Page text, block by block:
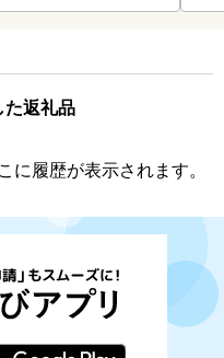
た返礼品
履歴が表示されます。